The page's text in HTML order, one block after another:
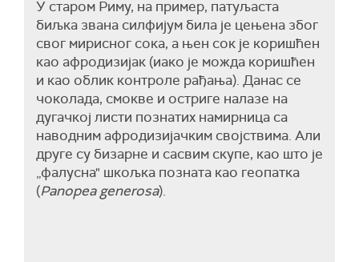
У старом Риму, на пример, патуљаста
биљка звана силфијум била је цењена због
свог мирисног сока, а њен сок је коришћен
као афродизијак (иако је можда коришћен
и као облик контроле рађања). Данас се
чоколада, смокве и остриге налазе на
дугачкој листи познатих намирница са
наводним афродизијачким својствима. Али
друге су бизарне и сасвим скупе, као што је
„фалусна" шкољка позната као геопатка
(Panopea generosa).